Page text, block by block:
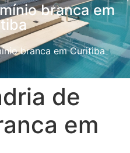
branca em
branca em Curitiba
de
em